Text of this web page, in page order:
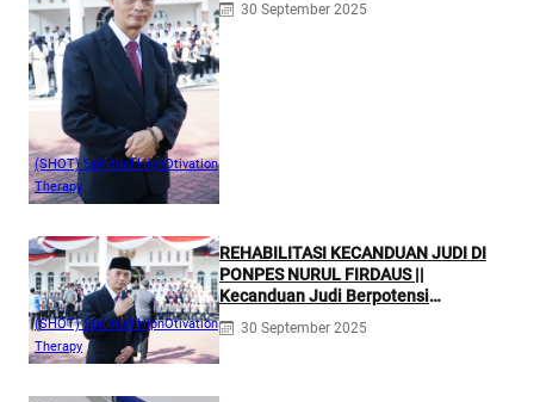
(SHOT) Spiritual HipnOtivation
Therapy
30 September 2025
(SHOT) Spiritual HipnOtivation
Therapy
REHABILITASI KECANDUAN JUDI DI
PONPES NURUL FIRDAUS ||
Kecanduan Judi Berpotensi
Melakukan Kejahatan Pidana dan
Perdata
30 September 2025